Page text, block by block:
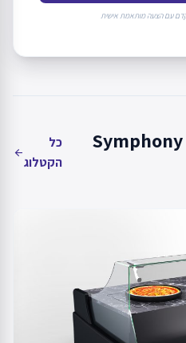
עם הצעה מותאמת אישית
מוצרים נוספים מסדרת Symphony
כל
הקטלוג
arrow_back